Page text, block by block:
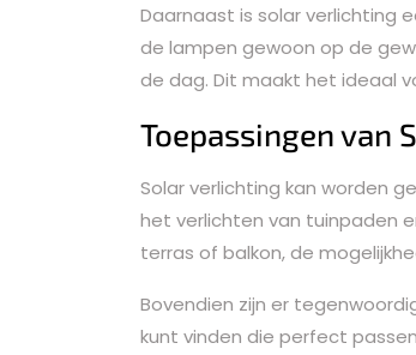
Daarnaast is solar verlichting
de lampen gewoon op de
de dag. Dit maakt het ideaal
Toepassingen van
Solar verlichting kan worden
het verlichten van tuinpaden
terras of balkon, de
Bovendien zijn er
kunt vinden die perfect